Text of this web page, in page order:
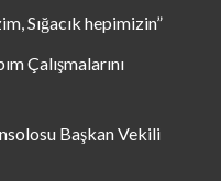
Sığacık hepimizin”
Çalışmalarını
Başkan Vekili